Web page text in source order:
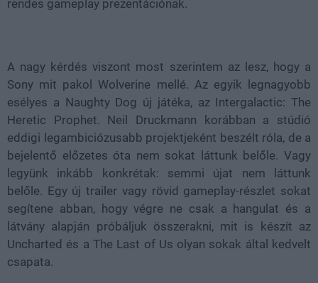
rendes gameplay prezentációnak.
A nagy kérdés viszont most szerintem az lesz, hogy a
Sony mit pakol Wolverine mellé. Az egyik legnagyobb
esélyes a Naughty Dog új játéka, az Intergalactic: The
Heretic Prophet. Neil Druckmann korábban a stúdió
eddigi legambiciózusabb projektjeként beszélt róla, de a
bejelentő előzetes óta nem sokat láttunk belőle. Vagy
legyünk inkább konkrétak: semmi újat nem láttunk
belőle. Egy új trailer vagy rövid gameplay-részlet sokat
segítene abban, hogy végre ne csak a hangulat és a
látvány alapján próbáljuk összerakni, mit is készít az
Uncharted és a The Last of Us olyan sokak által kedvelt
csapata.